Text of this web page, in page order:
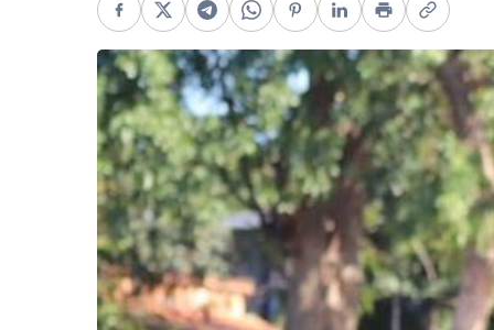
Facebook
X TelegramWhatsApp
PinterestLinkedIn
PrintCopy